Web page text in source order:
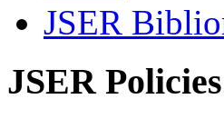
JSER
JSER Policies